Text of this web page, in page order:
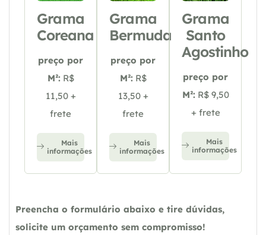
Grama
Coreana
preço por
M²: R$
11,50 +
frete
Mais
informações
Grama
Bermuda
preço por
M²: R$
13,50 +
frete
Mais
informações
Grama
Santo
Agostinho
preço por
M²: R$ 9,50
+ frete
Mais
informações
Preencha o formulário abaixo e tire dúvidas,
solicite um orçamento sem compromisso!